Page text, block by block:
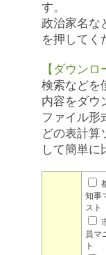
す。
政治家名な
を押してく
【ダウンロ
検索などを
内容をダウ
ファイル形
どの表計算
して簡単に
知事
スト
員マ
ト